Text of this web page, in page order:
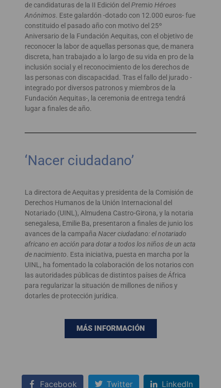
de candidaturas de la II Edición del Premio Héroes
Anónimos. Este galardón -dotado con 12.000 euros- fue
constituido el pasado año con motivo del 25º
Aniversario de la Fundación Aequitas, con el objetivo de
reconocer la labor de aquellas personas que, de manera
discreta, han trabajado a lo largo de su vida en pro de la
inclusión social y el reconocimiento de los derechos de
las personas con discapacidad. Tras el fallo del jurado -
integrado por diversos patronos y miembros de la
Fundación Aequitas-, la ceremonia de entrega tendrá
lugar a finales de año.
‘Nacer ciudadano’
La directora de Aequitas y presidenta de la Comisión de
Derechos Humanos de la Unión Internacional del
Notariado (UINL), Almudena Castro-Girona, y la notaria
senegalesa, Emilie Ba, presentaron a finales de junio los
avances de la campaña Nacer ciudadano: el notariado
africano en acción para dotar a todos los niños de un acta
de nacimiento. Esta iniciativa, puesta en marcha por la
UINL, ha fomentado la colaboración de los notarios con
las autoridades públicas de distintos países de África
para regularizar la situación de millones de niños y
dotarles de protección jurídica.
MÁS INFORMACIÓN
Facebook Twitter LinkedIn